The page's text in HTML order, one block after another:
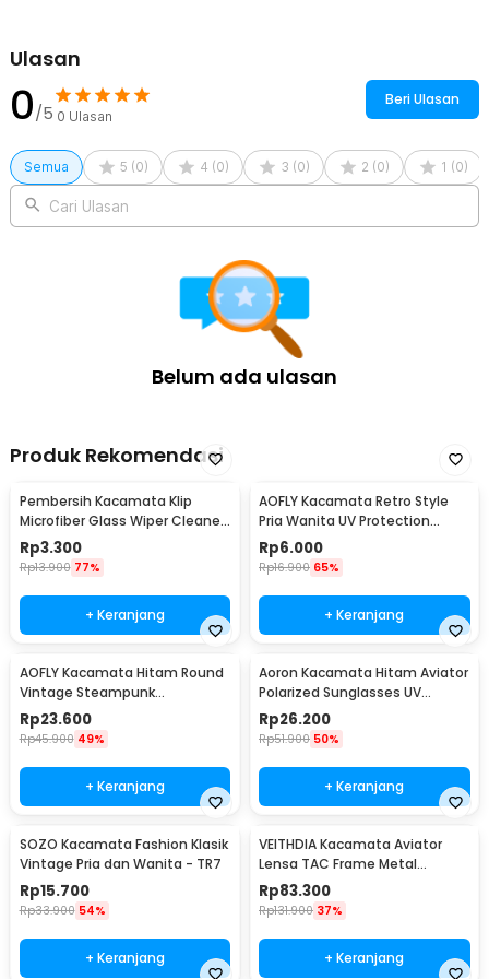
Ulasan
0/5 0 Ulasan
Beri Ulasan
Semua 5 (0) 4 (0) 3 (0) 2 (0) 1 (0)
Cari Ulasan
Belum ada ulasan
Produk Rekomendasi
Pembersih Kacamata Klip
Microfiber Glass Wiper Cleaner
Multifunction - TVA45
Rp3.300
Rp13.900 77%
+ Keranjang
AOFLY Kacamata Retro Style
Pria Wanita UV Protection
Sunglassses - 1125
Rp6.000
Rp16.900 65%
+ Keranjang
AOFLY Kacamata Hitam Round
Vintage Steampunk
Sunglasses
Rp23.600
Rp45.900 49%
+ Keranjang
Aoron Kacamata Hitam Aviator
Polarized Sunglasses UV
Protection - RB2132
Rp26.200
Rp51.900 50%
+ Keranjang
SOZO Kacamata Fashion Klasik
Vintage Pria dan Wanita - TR7
Rp15.700
Rp33.900 54%
+ Keranjang
VEITHDIA Kacamata Aviator
Lensa TAC Frame Metal
Polarized Sunglasses - V3088
Rp83.300
Rp131.900 37%
+ Keranjang